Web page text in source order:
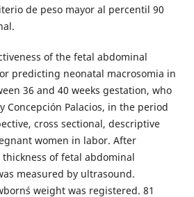
de peso mayor al percentil 90
of the fetal abdominal
predicting neonatal macrosomia in
36 and 40 weeks gestation, who
Palacios, in the period
cross sectional, descriptive
women in labor. After
of fetal abdominal
measured by ultrasound.
weight was registered. 81